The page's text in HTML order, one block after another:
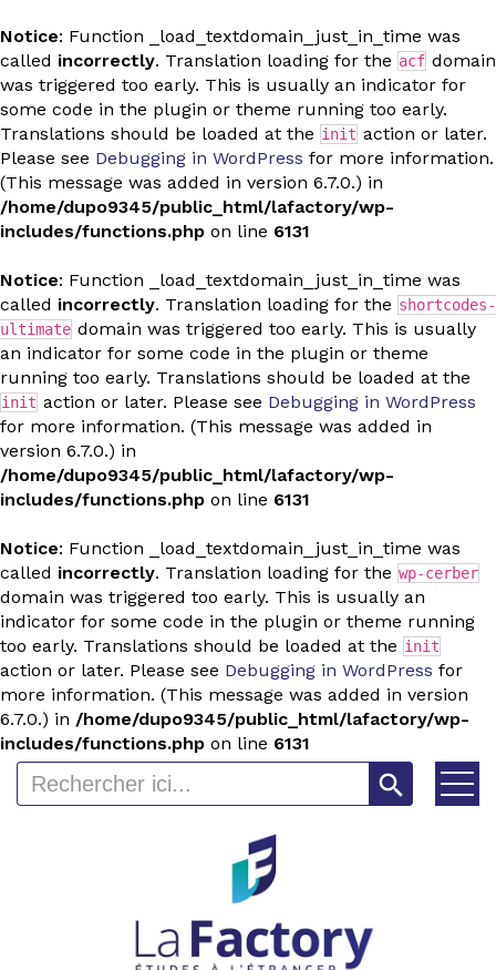
Notice: Function _load_textdomain_just_in_time was
called incorrectly. Translation loading for the acf domain
was triggered too early. This is usually an indicator for
some code in the plugin or theme running too early.
Translations should be loaded at the init action or later.
Please see Debugging in WordPress for more information.
(This message was added in version 6.7.0.) in
/home/dupo9345/public_html/lafactory/wp-
includes/functions.php on line 6131
Notice: Function _load_textdomain_just_in_time was
called incorrectly. Translation loading for the shortcodes-
ultimate domain was triggered too early. This is usually
an indicator for some code in the plugin or theme
running too early. Translations should be loaded at the
init action or later. Please see Debugging in WordPress
for more information. (This message was added in
version 6.7.0.) in
/home/dupo9345/public_html/lafactory/wp-
includes/functions.php on line 6131
Notice: Function _load_textdomain_just_in_time was
called incorrectly. Translation loading for the wp-cerber
domain was triggered too early. This is usually an
indicator for some code in the plugin or theme running
too early. Translations should be loaded at the init
action or later. Please see Debugging in WordPress for
more information. (This message was added in version
6.7.0.) in /home/dupo9345/public_html/lafactory/wp-
includes/functions.php on line 6131
Search
for:
Search Button